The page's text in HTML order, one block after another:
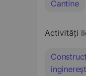
Cantine
Activități